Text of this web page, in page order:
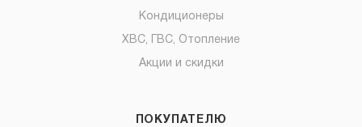
Кондиционеры
ХВС, ГВС, Отопление
Акции и скидки
ПОКУПАТЕЛЮ